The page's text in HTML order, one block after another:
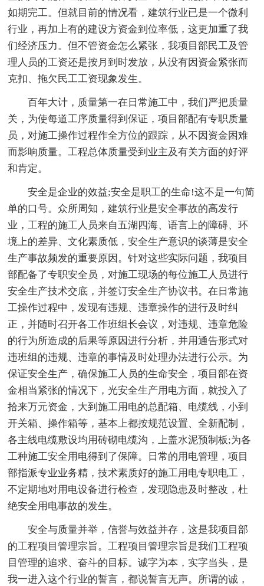
如期完工。但就目前的情况看，建筑行业已是一个微利
行业，再加上有的建设方资金到位率低，这更加重了我
们经济压力。但不管资金怎么紧张，我项目部民工及管
理人员的工资还是按月到时发放，从没有因资金紧张而
克扣、拖欠民工工资现象发生。
百年大计，质量第一在日常施工中，我们严把质量
关，为使每道工序质量得到保证，项目部配有专职质量
员，对施工操作过程作全方位的跟踪，从不因资金困难
而影响质量。工程总体质量受到业主及有关方面的好评
和肯定。
安全是企业的效益;安全是职工的生命!这不是一句简
单的口号。众所周知，建筑行业是安全事故的高发行
业，工程的施工人员来自五湖四海、语言上的障碍、环
境上的差异、文化素质低，安全生产意识的谈薄是安全
生产事故频发的重要原因。针对这些实际问题，我项目
部配备了专职安全员，对施工现场的每位施工人员进行
安全生产技术交底，并签订安全生产协议书。在日常施
工操作过程中，发现有违规、违章操作的进行及时纠
正，并随时召开各工作班组长会议，对违规、违章危险
的行为所造成的后果等原因进行分析，并用通告形式对
违班组的违规、违章的事情及时处理办法进行公示。为
保证安全生产，确保施工人员的生命安全，项目部在资
金相当紧张的情况下，光安全生产用电方面，就投入了
拾来万元资金，大到施工用电的总配箱、电缆线，小到
开关箱、操作箱等，基本上都按规范设置、全新配制，
各主线电缆敷设均用砖砌电缆沟，上盖水泥预制板;为各
工种施工安全用电得到了保障。日常的用电管理，项目
部指派专业业务精，技术素质好的施工用电专职电工，
不定期地对用电设备进行检查，发现隐患及时整改，杜
绝安全用电事故的发生。
安全与质量并举，信誉与效益并存，这是我项目部
的工程项目管理宗旨。工程项目管理宗旨是我们工程项
目管理的追求、奋斗的目标。诚字为本，实字当头，是
我一进入这个行业的誓言，都说誓言无声。所谓的诚，